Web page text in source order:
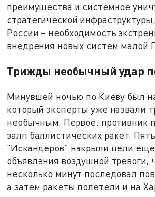
преимущества и системное
стратегической
России – необходимость
внедрения новых систем малой
Трижды необычный удар
Минувшей ночью по Киеву был
который эксперты уже назвали
необычным. Первое: противник
залп баллистических ракет. Пять
"Искандеров" накрыли цели
объявления воздушной тревоги,
несколько минут последовал
а затем ракеты полетели и на